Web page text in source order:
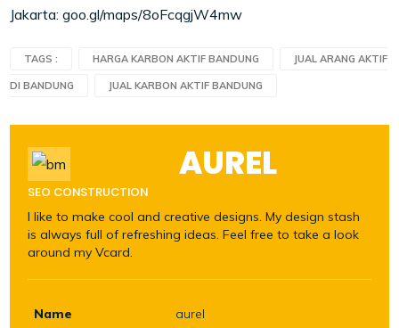
Jakarta: goo.gl/maps/8oFcqgjW4mw
TAGS : HARGA KARBON AKTIF BANDUNG JUAL ARANG AKTIF
DI BANDUNG JUAL KARBON AKTIF BANDUNG
AUREL
SEO CONSTRUCTION
I like to make cool and creative designs. My design stash
is always full of refreshing ideas. Feel free to take a look
around my Vcard.
Name aurel